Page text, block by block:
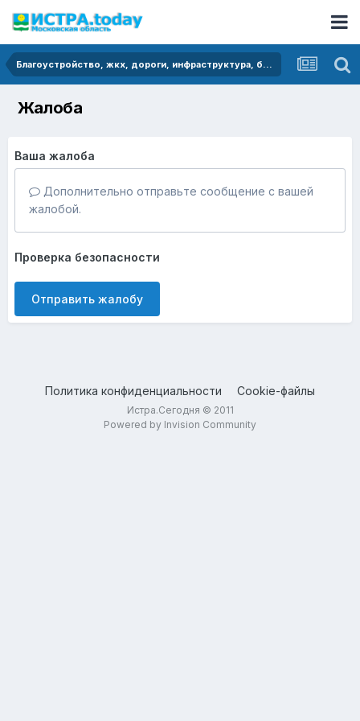
Благоустройство, жкх, дороги, инфраструктура, безопасность
Жалоба
Ваша жалоба
Дополнительно отправьте сообщение с вашей
жалобой.
Проверка безопасности
Отправить жалобу
Политика конфиденциальности Cookie-файлы
Истра.Сегодня © 2011
Powered by Invision Community